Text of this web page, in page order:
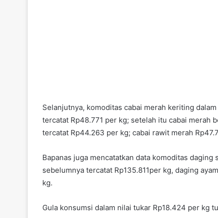
Selanjutnya, komoditas cabai merah keriting
tercatat Rp48.771 per kg; setelah itu cabai merah
tercatat Rp44.263 per kg; cabai rawit merah
Bapanas juga mencatatkan data komoditas
sebelumnya tercatat Rp135.811per kg, daging
kg.
Gula konsumsi dalam nilai tukar Rp18.424 per kg